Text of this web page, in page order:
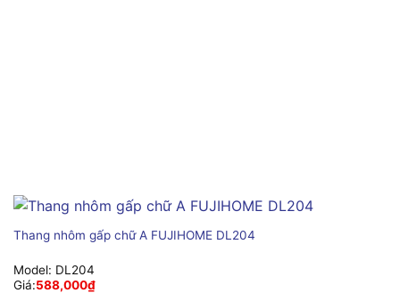
Thang nhôm gấp chữ A FUJIHOME DL204
Model: DL204
Giá:588,000₫